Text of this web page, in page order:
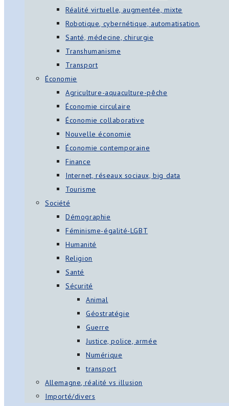
Réalité virtuelle, augmentée, mixte
Robotique, cybernétique, automatisation,
Santé, médecine, chirurgie
Transhumanisme
Transport
Économie
Agriculture-aquaculture-pêche
Économie circulaire
Économie collaborative
Nouvelle économie
Économie contemporaine
Finance
Internet, réseaux sociaux, big data
Tourisme
Société
Démographie
Féminisme-égalité-LGBT
Humanité
Religion
Santé
Sécurité
Animal
Géostratégie
Guerre
Justice, police, armée
Numérique
transport
Allemagne, réalité vs illusion
Importé/divers